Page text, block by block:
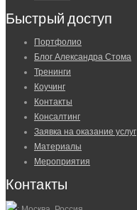
Быстрый доступ
Портфолио
Блог Александра Стома
Тренинги
Коучинг
Контакты
Консалтинг
Заявка на оказание услуг
Материалы
Мероприятия
Контакты